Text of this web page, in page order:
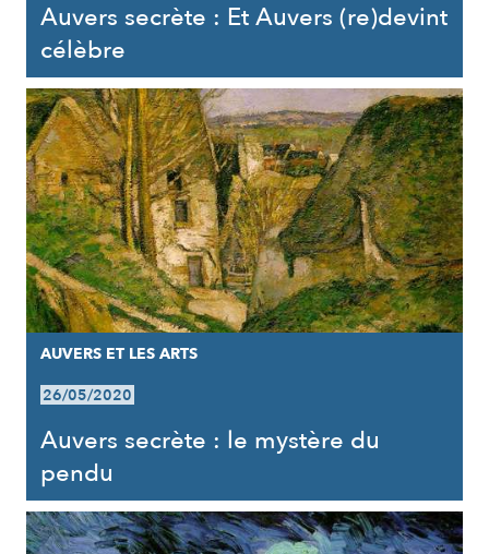
Auvers secrète : Et Auvers (re)devint
célèbre
AUVERS ET LES ARTS
26/05/2020
Auvers secrète : le mystère du
pendu